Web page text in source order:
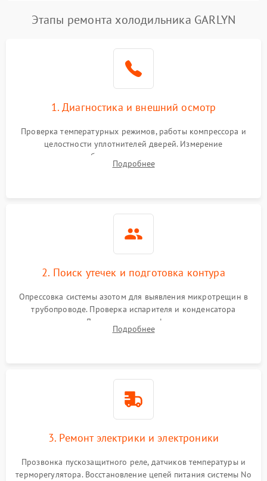
Этапы ремонта холодильника GARLYN
1. Диагностика и внешний осмотр
Проверка температурных режимов, работы компрессора и
целостности уплотнителей дверей. Измерение
сопротивления обмоток мотора, проверка термостата и
считывание кодов ошибок с электронного дисплея.
Подробнее
2. Поиск утечек и подготовка контура
Опрессовка системы азотом для выявления микротрещин в
трубопроводе. Проверка испарителя и конденсатора
течеискателем. Демонтаж старого фильтра-осушителя и
продувка капиллярной трубки для устранения засоров.
Подробнее
3. Ремонт электрики и электроники
Прозвонка пускозащитного реле, датчиков температуры и
терморегулятора. Восстановление цепей питания системы No